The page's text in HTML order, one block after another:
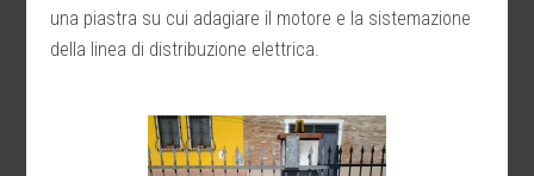
una piastra su cui adagiare il motore e la sistemazione
della linea di distribuzione elettrica.